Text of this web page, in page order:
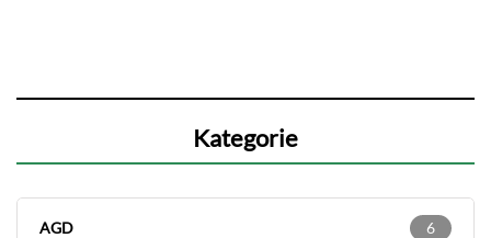
Kategorie
AGD 6